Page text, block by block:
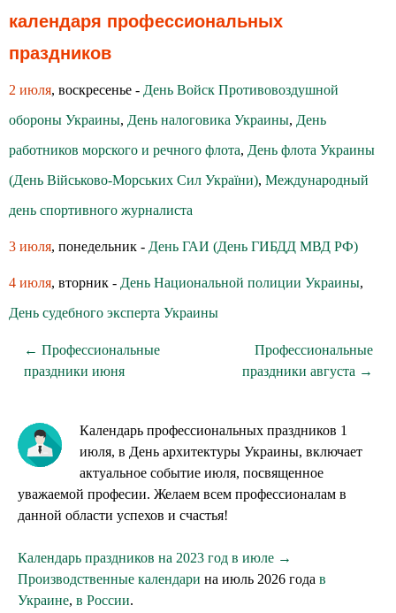
календаря профессиональных
праздников
2 июля, воскресенье - День Войск Противовоздушной
обороны Украины, День налоговика Украины, День
работников морского и речного флота, День флота Украины
(День Військово-Морських Сил України), Международный
день спортивного журналиста
3 июля, понедельник - День ГАИ (День ГИБДД МВД РФ)
4 июля, вторник - День Национальной полиции Украины,
День судебного эксперта Украины
← Профессиональные
праздники июня
Профессиональные
праздники августа →
Календарь профессиональных праздников 1
июля, в День архитектуры Украины, включает
актуальное событие июля, посвященное
уважаемой професии. Желаем всем профессионалам в
данной области успехов и счастья!
Календарь праздников на 2023 год в июле →
Производственные календари на июль 2026 года в
Украине, в России.